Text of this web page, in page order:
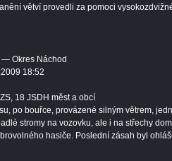
větví provedli za pomoci
— Okres Náchod
18:52
18 JSDH měst a obcí
po bouřce, provázené silným větrem,
stromy na vozovku, ale i na střechy
hasiče. Poslední zásah byl